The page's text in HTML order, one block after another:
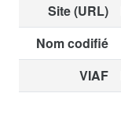
Site (URL)
Nom codifié
VIAF